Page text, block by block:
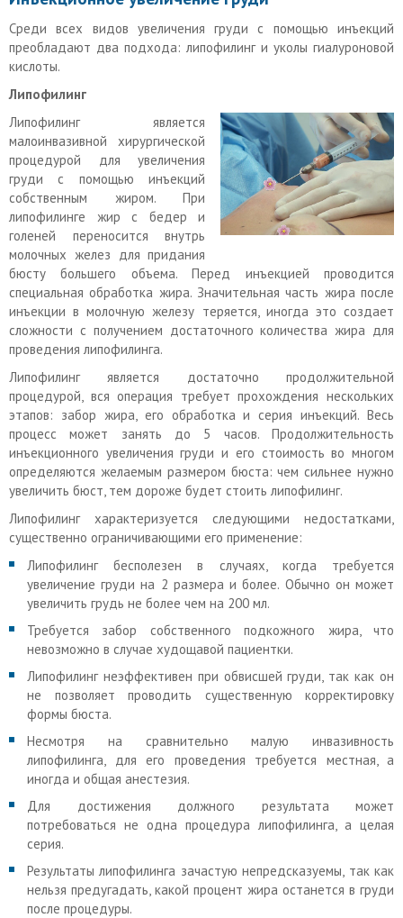
Среди всех видов увеличения груди с помощью инъекций
преобладают два подхода: липофилинг и уколы гиалуроновой
кислоты.
Липофилинг
Липофилинг является
малоинвазивной хирургической
процедурой для увеличения
груди с помощью инъекций
собственным жиром. При
липофилинге жир с бедер и
голеней переносится внутрь
молочных желез для придания
бюсту большего объема. Перед инъекцией проводится
специальная обработка жира. Значительная часть жира после
инъекции в молочную железу теряется, иногда это создает
сложности с получением достаточного количества жира для
проведения липофилинга.
Липофилинг является достаточно продолжительной
процедурой, вся операция требует прохождения нескольких
этапов: забор жира, его обработка и серия инъекций. Весь
процесс может занять до 5 часов. Продолжительность
инъекционного увеличения груди и его стоимость во многом
определяются желаемым размером бюста: чем сильнее нужно
увеличить бюст, тем дороже будет стоить липофилинг.
Липофилинг характеризуется следующими недостатками,
существенно ограничивающими его применение:
Липофилинг бесполезен в случаях, когда требуется
увеличение груди на 2 размера и более. Обычно он может
увеличить грудь не более чем на 200 мл.
Требуется забор собственного подкожного жира, что
невозможно в случае худощавой пациентки.
Липофилинг неэффективен при обвисшей груди, так как он
не позволяет проводить существенную корректировку
формы бюста.
Несмотря на сравнительно малую инвазивность
липофилинга, для его проведения требуется местная, а
иногда и общая анестезия.
Для достижения должного результата может
потребоваться не одна процедура липофилинга, а целая
серия.
Результаты липофилинга зачастую непредсказуемы, так как
нельзя предугадать, какой процент жира останется в груди
после процедуры.